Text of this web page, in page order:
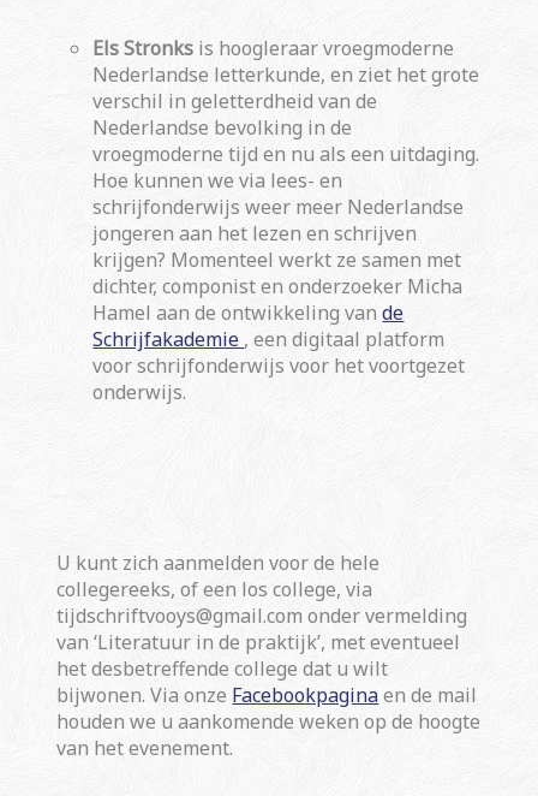
Els Stronks is hoogleraar vroegmoderne
Nederlandse letterkunde, en ziet het grote
verschil in geletterdheid van de
Nederlandse bevolking in de
vroegmoderne tijd en nu als een uitdaging.
Hoe kunnen we via lees- en
schrijfonderwijs weer meer Nederlandse
jongeren aan het lezen en schrijven
krijgen? Momenteel werkt ze samen met
dichter, componist en onderzoeker Micha
Hamel aan de ontwikkeling vande
Schrijfakademie , een digitaal platform
voor schrijfonderwijs voor het voortgezet
onderwijs.
U kunt zich aanmelden voor de hele
collegereeks, of een los college, via
tijdschriftvooys@gmail.com onder vermelding
van ‘Literatuur in de praktijk’, met eventueel
het desbetreffende college dat u wilt
bijwonen. Via onze Facebookpaginaen de mail
houden we u aankomende weken op de hoogte
van het evenement.